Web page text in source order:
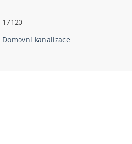
17120
Domovní kanalizace